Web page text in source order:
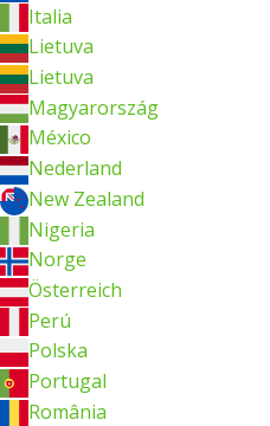
Italia
Lietuva
Lietuva
Magyarország
México
Nederland
New Zealand
Nigeria
Norge
Österreich
Perú
Polska
Portugal
România